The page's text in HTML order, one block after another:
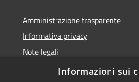
Amministrazione trasparente
Informativa privacy
Note legali
Dichiarazione di accessibilità
Informazioni sui